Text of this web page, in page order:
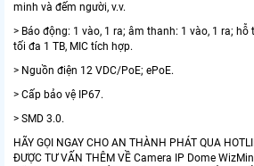
minh và đếm người, v.v.
> Báo động: 1 vào, 1 ra; âm thanh: 1 vào, 1 ra; hỗ
tối đa 1 TB, MIC tích hợp.
> Nguồn điện 12 VDC/PoE; ePoE.
> Cấp bảo vệ IP67.
> SMD 3.0.
HÃY GỌI NGAY CHO AN THÀNH PHÁT QUA
ĐƯỢC TƯ VẤN THÊM VỀ Camera IP Dome